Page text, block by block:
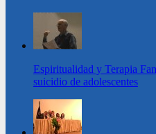
Espiritualidad y Terapia
suicidio de adolescentes